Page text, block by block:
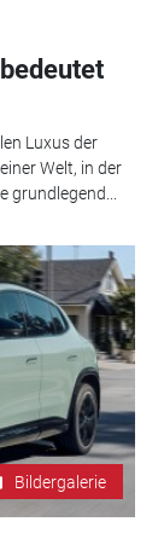
Luxus der
Welt, in der
Bildergalerie